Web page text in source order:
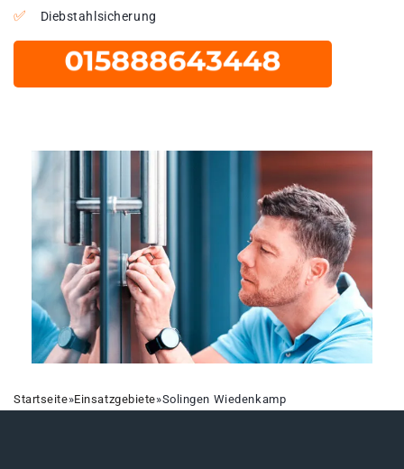
Diebstahlsicherung
Startseite»Einsatzgebiete»Solingen Wiedenkamp